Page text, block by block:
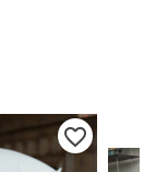
favorite_border